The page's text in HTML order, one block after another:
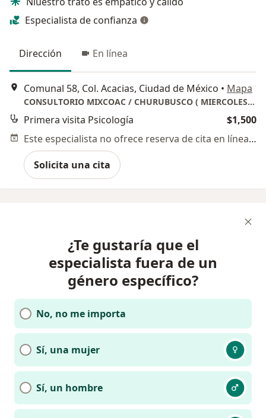
Especialista de confianza
Dirección En línea
Comunal 58, Col. Acacias, Ciudad de México • Mapa
CONSULTORIO MIXCOAC / CHURUBUSCO ( MIERCOLES Y SABADOS DE 11 A 1 PM )
Primera visita Psicología
$1,500
Este especialista no ofrece reserva de cita en línea en esta dirección.
Solicita una cita
¿Te gustaría que el
especialista fuera de un
género específico?
No, no me importa
Sí, una mujer
Sí, un hombre